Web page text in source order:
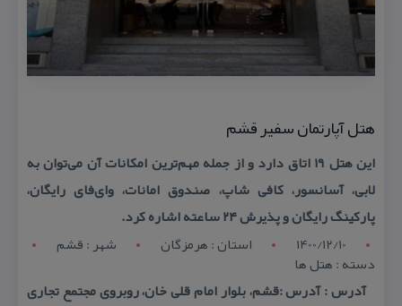
هتل آپارتمان سفیر قشم
این هتل ۱۹ اتاق دارد و از جمله مهم‌ترین امكانات آن می‌توان به
لابی، آسانسور، كافی شاپ، صندوق امانات، وای‌فای رایگان،
پاركینگ رایگان و پذیرش ۲۴ ساعته اشاره كرد.
1400/12/10
استان : هرمزگان شهر : قشم
دسته : هتل ها
آدرس : آدرس :قشم، بلوار امام قلی خان، روبروی مجتمع تجاری